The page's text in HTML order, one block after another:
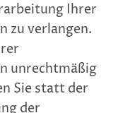
Ihrer
zu verlangen.
unrechtmäßig
Sie statt der
der